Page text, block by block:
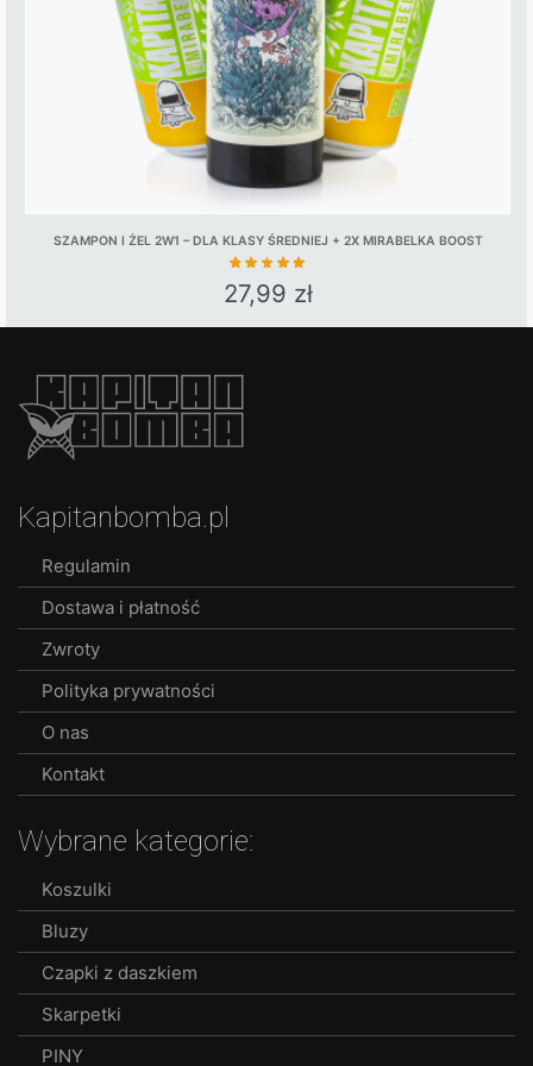
on
the
product
page
SZAMPON I ŻEL 2W1 – DLA KLASY ŚREDNIEJ + 2X MIRABELKA BOOST
27,99 zł
Kapitanbomba.pl
Regulamin
Dostawa i płatność
Zwroty
Polityka prywatności
O nas
Kontakt
Wybrane kategorie:
Koszulki
Bluzy
Czapki z daszkiem
Skarpetki
PINY